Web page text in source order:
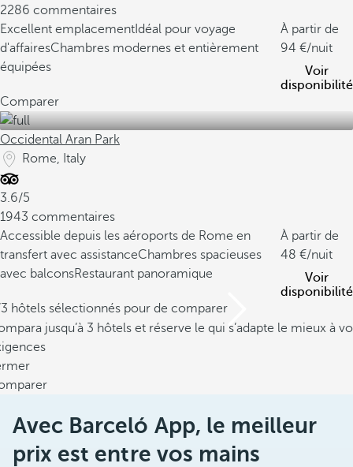
2286 commentaires
Excellent emplacement Idéal pour voyage
d'affairesChambres modernes et entièrement
équipées
À partir de
94
/nuit
Voir
disponibilité
Comparer
Occidental Aran Park
Rome, Italy
3.6/5
1943 commentaires
Accessible depuis les aéroports de Rome en
transfert avec assistanceChambres spacieuses
avec balconsRestaurant panoramique
À partir de
48
/nuit
Voir
disponibilité
hôtels sélectionnés pour de comparer
jusqu’à 3 hôtels et réserve le qui s’adapte le mieux à
Avec Barceló App, le meilleur
prix est entre vos mains